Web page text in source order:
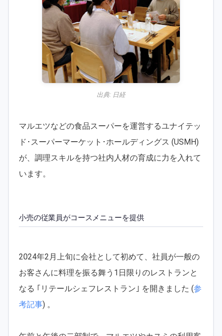
出典: 日経
マルエツなどの食品スーパーを運営するユナイテッ
ド･スーパーマーケット･ホールディングス (USMH)
が、調理スキルを持つ社内人材の育成に力を入れて
います。
小売の従業員がコースメニューを提供
2024年2月上旬に会社として初めて、社員が一般の
お客さんに料理を振る舞う1日限りのレストランと
なる ｢リテールシェフレストラン｣ を開きました (参
考記事) 。